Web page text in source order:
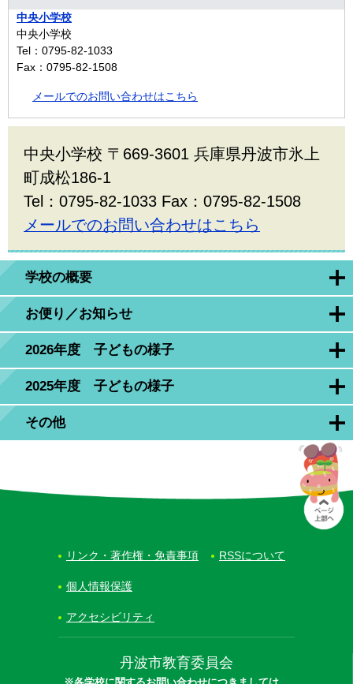
学校の概要
お便り／お知らせ
2026年度 子どもの様子
2025年度 子どもの様子
その他
中央小学校
中央小学校
Tel：0795-82-1033
Fax：0795-82-1508
メールでのお問い合わせはこちら
中央小学校 〒669-3601 兵庫県丹波市氷上
町成松186-1
Tel：0795-82-1033 Fax：0795-82-1508
メールでのお問い合わせはこちら
丹波市教育委員会
リンク・著作権・免責事項 RSSについて
個人情報保護
アクセシビリティ